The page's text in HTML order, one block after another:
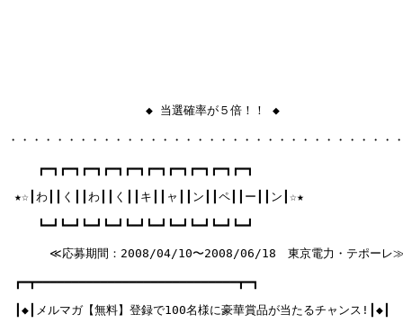
◆ 当選確率が５倍！！ ◆
・・・・・・・・・・・・・・・・・・・・・・・・・・・・・・・・・
┏━┓┏━┓┏━┓┏━┓┏━┓┏━┓┏━┓┏━┓┏━┓┏━┓
★☆┃わ┃┃く┃┃わ┃┃く┃┃キ┃┃ャ┃┃ン┃┃ペ┃┃ー┃┃ン┃☆★
┗━┛┗━┛┗━┛┗━┛┗━┛┗━┛┗━┛┗━┛┗━┛┗━┛
≪応募期間：2008/04/10〜2008/06/18　東京電力・テポー
┏━┳━━━━━━━━━━━━━━━━━━━━━━━━━━━━┳━┓
┃◆┃メルマガ【無料】登録で100名様に豪華賞品が当たるチャンス!┃◆┃